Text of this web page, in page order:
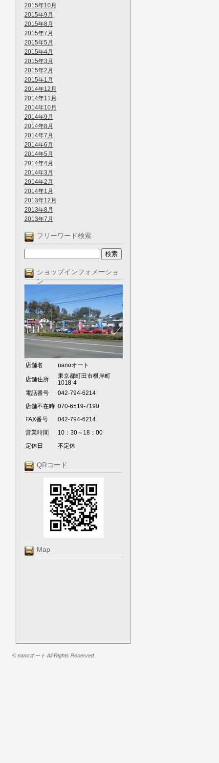
2015年10月
2015年9月
2015年8月
2015年7月
2015年5月
2015年4月
2015年3月
2015年2月
2015年1月
2014年12月
2014年11月
2014年10月
2014年9月
2014年8月
2014年7月
2014年6月
2014年5月
2014年4月
2014年3月
2014年2月
2014年1月
2013年12月
2013年8月
2013年7月
フリーワード検索
ショップインフォメーショ
ン
店舗名 nanoオート
店舗住所
東京都町田市根岸町
1018-4
電話番号
042-794-6214
店舗不在時 070-6519-7190
FAX番号
042-794-6214
営業時間
10：30～18：00
定休日
不定休
QRコード
Map
© nanoオート All Rights Reserved.